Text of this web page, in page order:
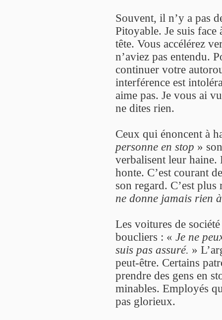
Souvent, il n’y a pas
Pitoyable. Je suis
tête. Vous accélérez
n’aviez pas entendu.
continuer votre
interférence est
aime pas. Je vous ai
ne dites rien.
Ceux qui énoncent à
personne en stop »
verbalisent leur haine.
honte. C’est courant
son regard. C’est
ne donne jamais rien
Les voitures de
boucliers : « Je ne
suis pas assuré. »
peut-être. Certains
prendre des gens en
minables. Employés
pas glorieux.